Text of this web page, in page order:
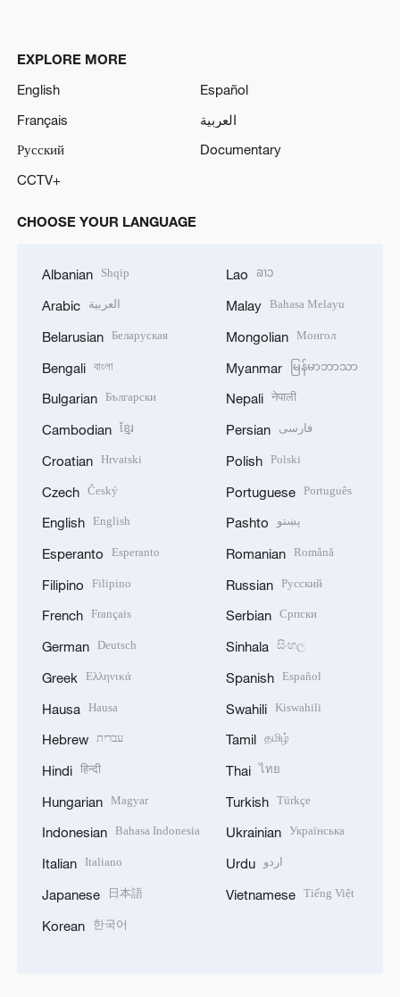
EXPLORE MORE
English
Español
Français
العربية
Русский
Documentary
CCTV+
CHOOSE YOUR LANGUAGE
Albanian Shqip
Arabic العربية
Belarusian Беларуская
Bengali বাংলা
Bulgarian Български
Cambodian ខ្មែរ
Croatian Hrvatski
Czech Český
English English
Esperanto Esperanto
Filipino Filipino
French Français
German Deutsch
Greek Ελληνικά
Hausa Hausa
Hebrew עברית
Hindi हिन्दी
Hungarian Magyar
Indonesian Bahasa Indonesia
Italian Italiano
Japanese 日本語
Korean 한국어
Lao ລາວ
Malay Bahasa Melayu
Mongolian Монгол
Myanmar မြန်မာဘာသာ
Nepali नेपाली
Persian فارسی
Polish Polski
Portuguese Português
Pashto پښتو
Romanian Română
Russian Русский
Serbian Српски
Sinhala සිංහල
Spanish Español
Swahili Kiswahili
Tamil தமிழ்
Thai ไทย
Turkish Türkçe
Ukrainian Українська
Urdu اردو
Vietnamese Tiếng Việt